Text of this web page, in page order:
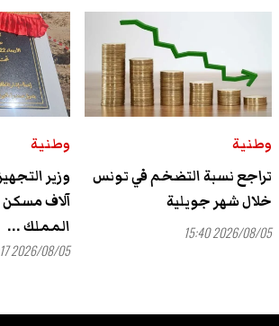
وطنية
تراجع نسبة التضخم في تونس
خلال شهر جويلية
2026/08/05 15:40
وطنية
آلاف مسكن
المملك ...
2026/08/05 14:17